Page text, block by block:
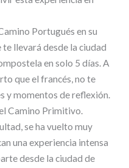
Portugués en su
llevará desde la ciudad
en solo 5 días. A
que el francés, no te
y momentos de reflexión.
Camino Primitivo.
se ha vuelto muy
una experiencia intensa
desde la ciudad de